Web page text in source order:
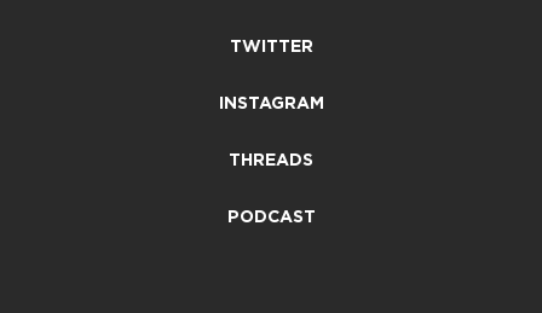
TWITTER
INSTAGRAM
THREADS
PODCAST